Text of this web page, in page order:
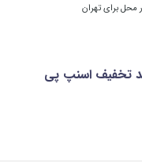
محل برای تهران
کد تخفیف اسنپ پی